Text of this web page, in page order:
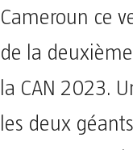
Cameroun ce
de la
la CAN 2023.
les deux